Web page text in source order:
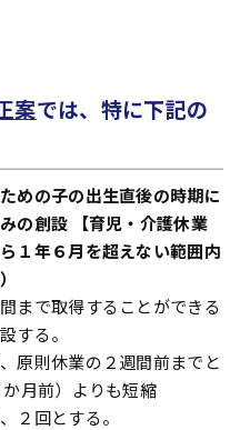
案では、特に下記の
めの子の出生直後の時期に
の創設 【育児・介護休業
１年６月を超えない範囲内
まで取得することができる
する。
原則休業の２週間前までと
月前）よりも短縮
２回とする。